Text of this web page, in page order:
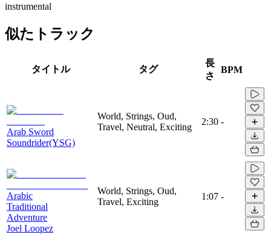
instrumental
似たトラック
タイトル タグ
長
さ
BPM
Arab Sword
Soundrider(YSG)
World, Strings, Oud,
Travel, Neutral, Exciting
2:30 -
Arabic
Traditional
Adventure
Joel Loopez
World, Strings, Oud,
Travel, Exciting
1:07 -